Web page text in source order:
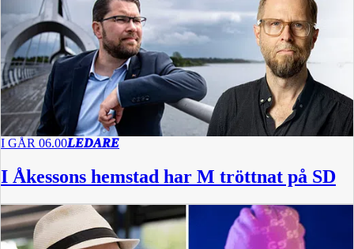
I GÅR 06.00LEDARE
I Åkessons hemstad har M tröttnat på SD